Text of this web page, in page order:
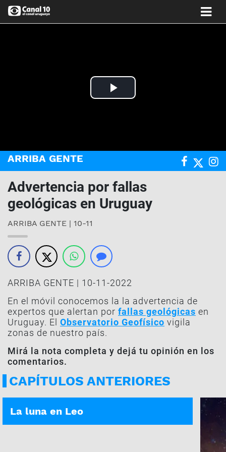
Play
ARRIBA GENTE
Advertencia por fallas
geológicas en Uruguay
ARRIBA GENTE | 10-11
ARRIBA GENTE | 10-11-2022
En el móvil conocemos la la advertencia de
expertos que alertan por fallas geológicas en
Uruguay. El Observatorio Geofísico vigila
zonas de nuestro país.
Mirá la nota completa y dejá tu opinión en los
comentarios.
CAPÍTULOS ANTERIORES
ASÍ ES TU DÍA | 05-01-2026
La luna en Leo